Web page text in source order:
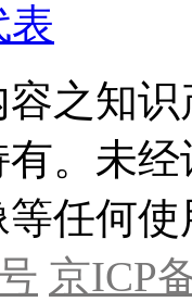
表
之知
有。未
任何使
京ICP